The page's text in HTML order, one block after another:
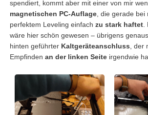
spendiert, kommt aber mit einer von mir
magnetischen PC-Auflage , die gerade
perfektem Leveling einfach zu stark haftet
wäre hier schön gewesen – übrigens
hinten geführter Kaltgeräteanschluss ,
Empfinden an der linken Seite irgendwie